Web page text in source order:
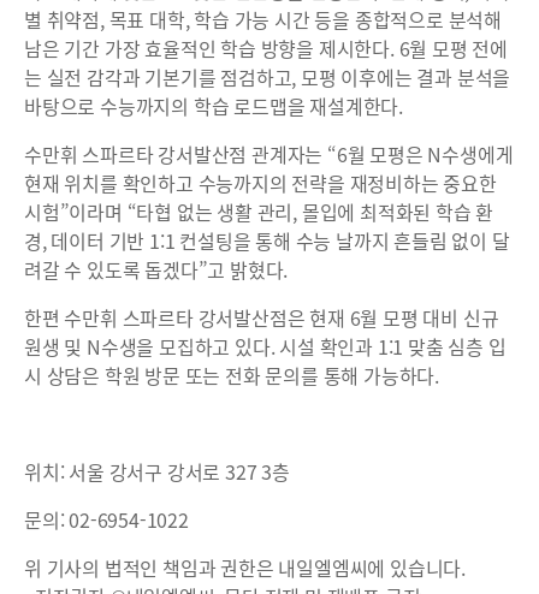
별 취약점, 목표 대학, 학습 가능 시간 등을 종합적으로 분석해
남은 기간 가장 효율적인 학습 방향을 제시한다. 6월 모평 전에
는 실전 감각과 기본기를 점검하고, 모평 이후에는 결과 분석을
바탕으로 수능까지의 학습 로드맵을 재설계한다.
수만휘 스파르타 강서발산점 관계자는 “6월 모평은 N수생에게
현재 위치를 확인하고 수능까지의 전략을 재정비하는 중요한
시험”이라며 “타협 없는 생활 관리, 몰입에 최적화된 학습 환
경, 데이터 기반 1:1 컨설팅을 통해 수능 날까지 흔들림 없이 달
려갈 수 있도록 돕겠다”고 밝혔다.
한편 수만휘 스파르타 강서발산점은 현재 6월 모평 대비 신규
원생 및 N수생을 모집하고 있다. 시설 확인과 1:1 맞춤 심층 입
시 상담은 학원 방문 또는 전화 문의를 통해 가능하다.
위치: 서울 강서구 강서로 327 3층
문의: 02-6954-1022
위 기사의 법적인 책임과 권한은 내일엘엠씨에 있습니다.